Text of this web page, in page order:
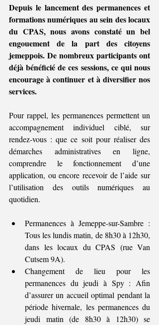
Depuis le lancement des permanences et
formations numériques au sein des locaux
du CPAS, nous avons constaté un bel
engouement de la part des citoyens
jemeppois. De nombreux participants ont
déjà bénéficié de ces sessions, ce qui nous
encourage à continuer et à diversifier nos
services.
Pour rappel, les permanences permettent un
accompagnement individuel ciblé, sur
rendez-vous : que ce soit pour réaliser des
démarches administratives en ligne,
comprendre le fonctionnement d’une
application, ou encore recevoir de l’aide sur
l’utilisation des outils numériques au
quotidien.
Permanences à Jemeppe-sur-Sambre :
Tous les lundis matin, de 8h30 à 12h30,
dans les locaux du CPAS (rue Van
Cutsem 9A).
Changement de lieu pour les
permanences du jeudi à Spy : Afin
d’assurer un accueil optimal pendant la
période hivernale, les permanences du
jeudi matin (de 8h30 à 12h30) se